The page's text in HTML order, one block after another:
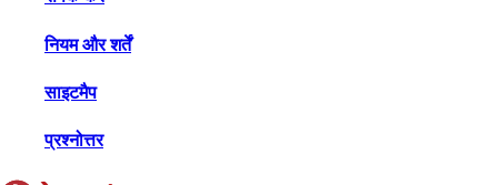
नियम और शर्तें
साइटमैप
प्रश्नोत्तर